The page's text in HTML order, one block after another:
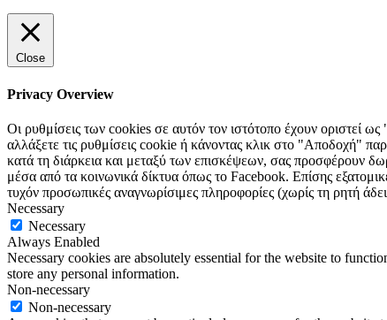
Close
Privacy Overview
Οι ρυθμίσεις των cookies σε αυτόν τον ιστότοπο έχουν οριστεί
αλλάξετε τις ρυθμίσεις cookie ή κάνοντας κλικ στο "Αποδοχή"
κατά τη διάρκεια και μεταξύ των επισκέψεων, σας προσφέρουν
μέσα από τα κοινωνικά δίκτυα όπως το Facebook. Επίσης
τυχόν προσωπικές αναγνωρίσιμες πληροφορίες (χωρίς τη ρητή
Necessary
Necessary
Always Enabled
Necessary cookies are absolutely essential for the website to
store any personal information.
Non-necessary
Non-necessary